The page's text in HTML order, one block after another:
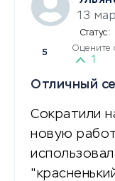
13
5 Оцените
1
Отличный
Сократили
новую